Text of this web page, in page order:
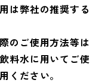
は弊社の推奨する
のご使用方法等は
料水に用いてご使
ください。